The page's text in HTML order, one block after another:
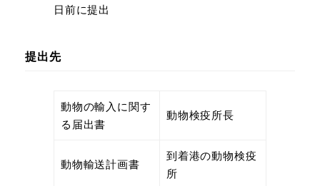
日前に提出
提出先
動物の輸入に関す
る届出書
動物検疫所長
動物輸送計画書
到着港の動物検疫
所